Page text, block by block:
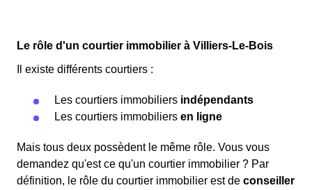
Le rôle d'un courtier immobilier à Villiers-Le-Bois
Il existe différents courtiers :
Les courtiers immobiliers indépendants
Les courtiers immobiliers en ligne
Mais tous deux possèdent le même rôle. Vous vous
demandez qu'est ce qu'un courtier immobilier ? Par
définition, le rôle du courtier immobilier est de conseiller